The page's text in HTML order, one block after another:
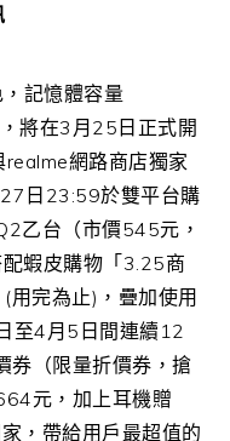
記憶體容量
將在3 月25日正式開
realme網路商店獨家
27 日 23:59於雙平台購
乙台（市價545元，
蝦皮購物「3.25商
(用完為止) ，疊加使用
至4 月5 日間連續12
券（限量折價券，搶
元， 加上耳機贈
， 帶給用戶最超值的